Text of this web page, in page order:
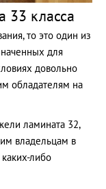
33 класса
то это один из
для
довольно
обладателям на
ламината 32,
владельцам в
либо